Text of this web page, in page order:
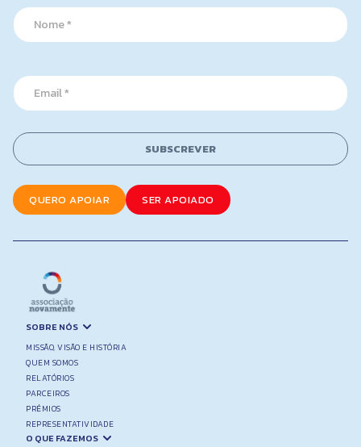
N
a
m
*
m
a
l
E
m
i
l
E
m
a
l
*
SUBSCREVER
QUERO APOIAR SER APOIADO
SOBRE NÓS
MISSÃO, VISÃO E HISTÓRIA
QUEM SOMOS
RELATÓRIOS
PARCEIROS
PRÉMIOS
REPRESENTATIVIDADE
O QUE FAZEMOS